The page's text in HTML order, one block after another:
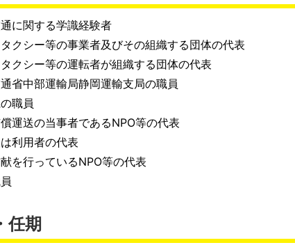
に関する学識経験者
クシー等の事業者及びその組織する団体の代表
クシー等の運転者が組織する団体の代表
省中部運輸局静岡運輸支局の職員
職員
運送の当事者であるNPO等の代表
利用者の代表
を行っているNPO等の代表
任期